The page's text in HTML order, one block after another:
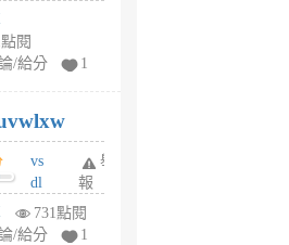
tu
6
個
月
前
閱
/給分
1
vs
dl
sq
fy
舉
報
731點閱
/給分
1